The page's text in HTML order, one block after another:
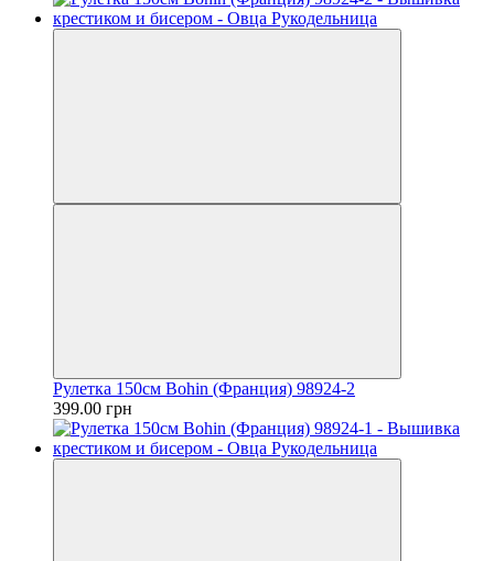
Рулетка 150см Bohin (Франция) 98924-2
399.00 грн